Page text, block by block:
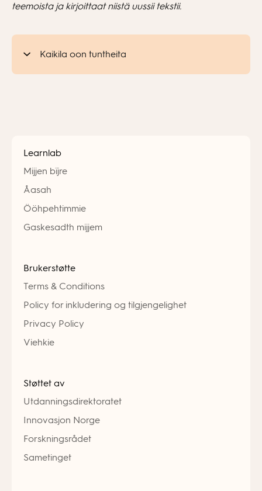
teemoista ja kirjoittaat niistä uussii tekstii.
Kaikila oon tuntheita
Learnlab
Mijjen bïjre
Åasah
Ööhpehtimmie
Gaskesadth mijjem
Brukerstøtte
Terms & Conditions
Policy for inkludering og tilgjengelighet
Privacy Policy
Viehkie
Støttet av
Utdanningsdirektoratet
Innovasjon Norge
Forskningsrådet
Sametinget